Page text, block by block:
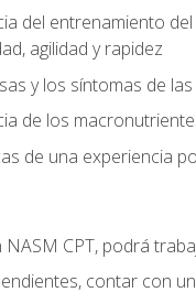
del entrenamiento
agilidad y rapidez
y los síntomas de
de los
de una experiencia
CPT, podrá
contar con